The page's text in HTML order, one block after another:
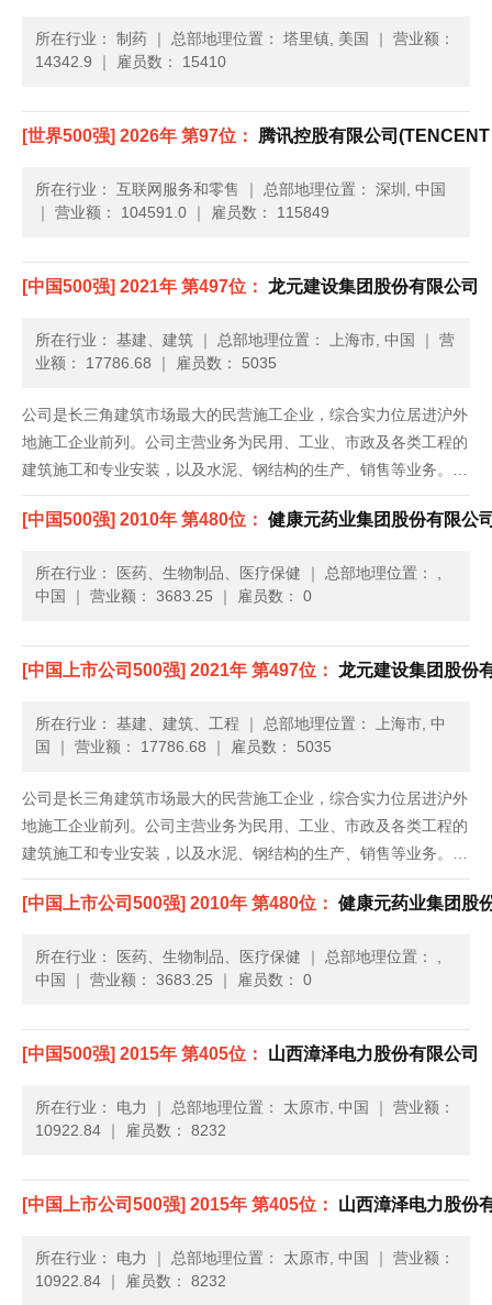
所在行业： 制药 ｜ 总部地理位置： 塔里镇, 美国 ｜ 营业额：
14342.9 ｜ 雇员数： 15410
[世界500强] 2026年 第97位： 腾讯控股有限公司
所在行业： 互联网服务和零售 ｜ 总部地理位置： 深圳, 中国
｜ 营业额： 104591.0 ｜ 雇员数： 115849
[中国500强] 2021年 第497位： 龙元建设集团股份有限公司
所在行业： 基建、建筑 ｜ 总部地理位置： 上海市, 中国 ｜ 营
业额： 17786.68 ｜ 雇员数： 5035
公司是长三角建筑市场最大的民营施工企业，综合实力位居进沪外
地施工企业前列。公司主营业务为民用、工业、市政及各类工程的
建筑施工和专业安装，以及水泥、钢结构的生产、销售等业务。公
司拥有房屋建筑工程总承包特级资质、市政公用工程总承包一级资
质、机电安装工程总承包一级资质、地基与基础工程专业承包一级
[中国500强] 2010年 第480位： 健康元药业集团股份有限公
所在行业： 医药、生物制品、医疗保健 ｜ 总部地理位置： ,
中国
｜ 营业额： 3683.25 ｜ 雇员数： 0
[中国上市公司500强] 2021年 第497位： 龙元建设集团股份
所在行业： 基建、建筑、工程 ｜ 总部地理位置： 上海市, 中
国
｜ 营业额： 17786.68 ｜ 雇员数： 5035
公司是长三角建筑市场最大的民营施工企业，综合实力位居进沪外
地施工企业前列。公司主营业务为民用、工业、市政及各类工程的
建筑施工和专业安装，以及水泥、钢结构的生产、销售等业务。公
司拥有房屋建筑工程总承包特级资质、市政公用工程总承包一级资
质、机电安装工程总承包一级资质、地基与基础工程专业承包一级
[中国上市公司500强] 2010年 第480位： 健康元药业集团股
所在行业： 医药、生物制品、医疗保健 ｜ 总部地理位置： ,
中国
｜ 营业额： 3683.25 ｜ 雇员数： 0
[中国500强] 2015年 第405位： 山西漳泽电力股份有限公司
所在行业： 电力 ｜ 总部地理位置： 太原市, 中国 ｜ 营业额：
10922.84 ｜ 雇员数： 8232
[中国上市公司500强] 2015年 第405位： 山西漳泽电力股份
所在行业： 电力 ｜ 总部地理位置： 太原市, 中国 ｜ 营业额：
10922.84 ｜ 雇员数： 8232